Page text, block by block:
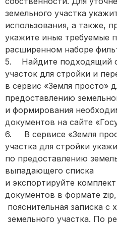
земельного участка
использования, а также,
укажите иные требуемые
расширенном наборе
5. Найдите подходящий
участок для стройки и
в сервис «Земля просто»
предоставлению
и формирования
документов на сайте
6. В сервисе «Земля
участка для стройки
по предоставлению
выпадающего списка
и экспортируйте
документов в формате
пояснительная записка с
земельного участка. По